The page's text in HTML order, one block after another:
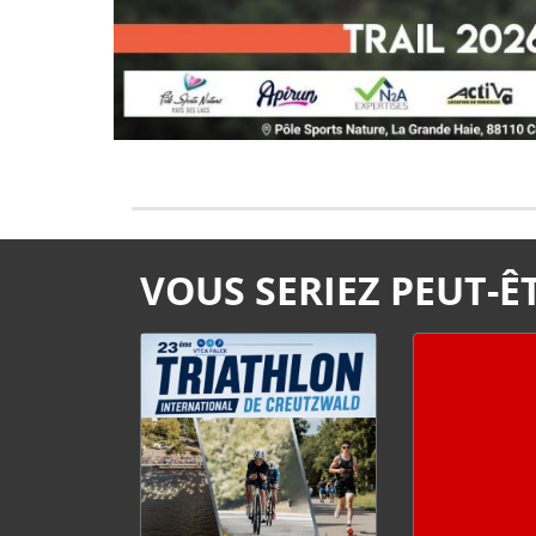
VOUS SERIEZ PEUT-